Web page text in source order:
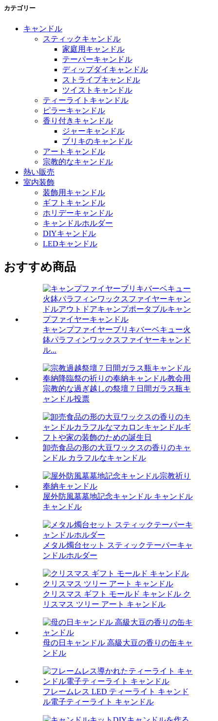
カテゴリー
キャンドル
スティックキャンドル
家庭用キャンドル
テーパーキャンドル
ディップダイキャンドル
ストライプキャンドル
ツイストキャンドル
ティーライトキャンドル
ピラーキャンドル
香り付きキャンドル
ジャーキャンドル
ブリキのキャンドル
アートキャンドル
宗教的なキャンドル
熱い販売
室内装飾
装飾用キャンドル
ギフトキャンドル
ホリデーキャンドル
キャンドルホルダー
DIYキャンドル
LEDキャンドル
おすすめ商品
キャンプファイヤーブリキバーベキュー火
鉢パラフィンワックスファイヤーキャンド
ル...
宗教的な過ぎ越しの祭壇 7 日間ガラス瓶キ
ャンドル投票
卸売食品の形の大豆ワックスの香りのキャ
ンドル カラフルなキャンドル
屋外防風墓墓地記念キャンドル キャンドル
キャンドル
メタル燭台セット スティックテーパーキャ
ンドルホルダー
クリスマス ギフト モールド キャンドル ク
リスマス ツリー アート キャンドル
母の日キャンドル 高級大豆の香りの缶キャ
ンドル
フレームレス LED ティーライト キャンド
ル電子ティーライト キャンドル